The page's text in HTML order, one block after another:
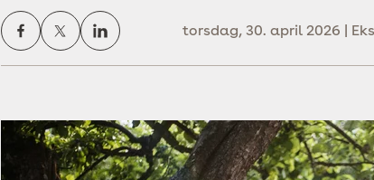
torsdag, 30. april 2026 |